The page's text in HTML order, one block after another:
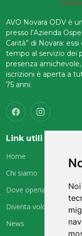
AVO Novara ODV è
presso l’Azienda
Carità” di Novara:
tempo al servizio dei
presenza
iscrizioni è aperta a
75 anni.
Link utili
Home
Chi siamo
Dove operiamo
Diventa volontario
News